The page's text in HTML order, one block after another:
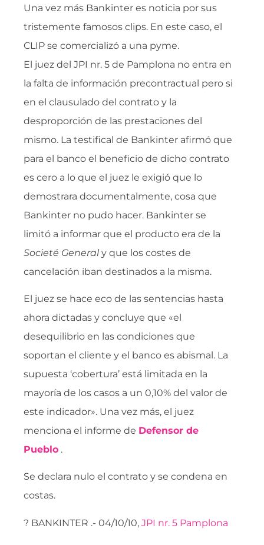
Una vez más Bankinter es noticia por sus
tristemente famosos clips. En este caso, el
CLIP se comercializó a una pyme.
El juez del JPI nr. 5 de Pamplona no entra en
la falta de información precontractual pero si
en el clausulado del contrato y la
desproporción de las prestaciones del
mismo. La testifical de Bankinter afirmó que
para el banco el beneficio de dicho contrato
es cero a lo que el juez le exigió que lo
demostrara documentalmente, cosa que
Bankinter no pudo hacer. Bankinter se
limitó a informar que el producto era de la
Societé Generaly que los costes de
cancelación iban destinados a la misma.
El juez se hace eco de las sentencias hasta
ahora dictadas y concluye que «el
desequilibrio en las condiciones que
soportan el cliente y el banco es abismal. La
supuesta ‘cobertura’ está limitada en la
mayoría de los casos a un 0,10% del valor de
este indicador». Una vez más, el juez
menciona el informe de Defensor de
Pueblo .
Se declara nulo el contrato y se condena en
costas.
? BANKINTER .- 04/10/10, JPI nr. 5 Pamplona